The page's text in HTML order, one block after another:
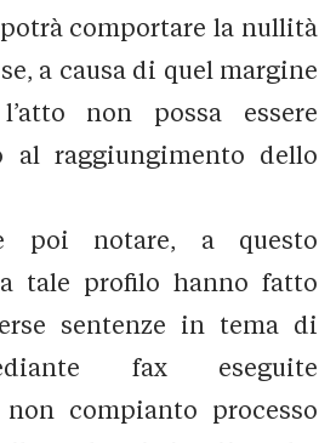
comportare la nullità
a causa di quel margine
non possa essere
al raggiungimento dello
poi notare, a questo
tale profilo hanno fatto
sentenze in tema di
fax eseguite
non compianto processo